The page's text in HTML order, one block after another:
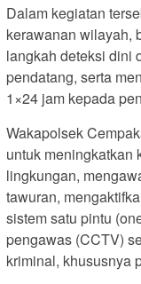
Dalam kegiatan
kerawanan wilayah,
langkah deteksi dini
pendatang, serta
1×24 jam kepada
Wakapolsek
untuk meningkatkan
lingkungan,
tawuran,
sistem satu pintu
pengawas (CCTV)
kriminal, khususnya